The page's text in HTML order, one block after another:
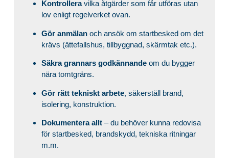
Kontrolleravilka åtgärder som får utföras utan
lov enligt regelverket ovan.
Gör anmälan och ansök om startbesked om det
krävs (ättefallshus, tillbyggnad, skärmtak etc.).
Säkra grannars godkännandeom du bygger
nära tomtgräns.
Gör rätt tekniskt arbete, säkerställ brand,
isolering, konstruktion.
Dokumentera allt– du behöver kunna redovisa
för startbesked, brandskydd, tekniska ritningar
m.m.